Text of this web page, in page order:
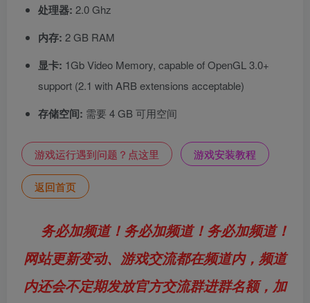
处理器: 2.0 Ghz
内存: 2 GB RAM
显卡: 1Gb Video Memory, capable of OpenGL 3.0+
support (2.1 with ARB extensions acceptable)
存储空间: 需要 4 GB 可用空间
游戏运行遇到问题？点这里 游戏安装教程
返回首页
务必加频道！务必加频道！务必加频道！
网站更新变动、游戏交流都在频道内，频道
内还会不定期发放官方交流群进群名额，加